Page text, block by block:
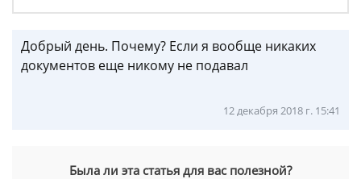
Добрый день. Почему? Если я вообще никаких
документов еще никому не подавал
12 декабря 2018 г. 15:41
Была ли эта статья для вас полезной?